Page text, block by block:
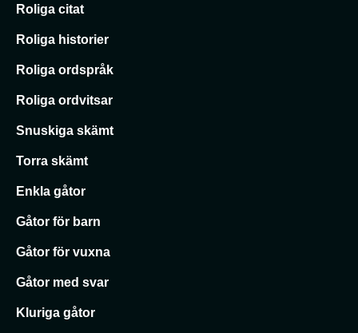
Roliga citat
Roliga historier
Roliga ordspråk
Roliga ordvitsar
Snuskiga skämt
Torra skämt
Enkla gåtor
Gåtor för barn
Gåtor för vuxna
Gåtor med svar
Kluriga gåtor